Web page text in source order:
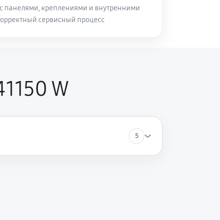
панелями, креплениями и внутренними
сервисный процесс
W
5